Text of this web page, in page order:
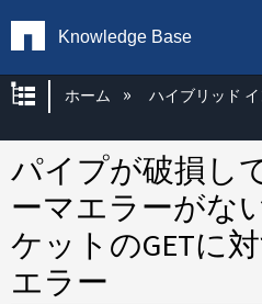
Knowledge Base
グローバル階層を
ホーム ハイブリッド
パイプが破損し
ーマエラーがな
ケットのGETに
エラー